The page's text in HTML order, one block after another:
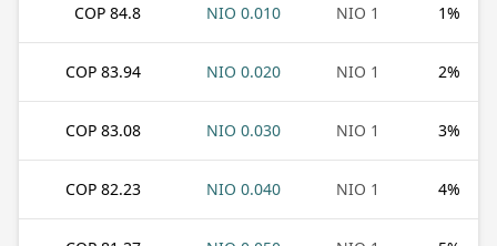
1%
1 NIO
0.010 NIO
84.8 COP
2%
1 NIO
0.020 NIO
83.94 COP
3%
1 NIO
0.030 NIO
83.08 COP
4%
1 NIO
0.040 NIO
82.23 COP